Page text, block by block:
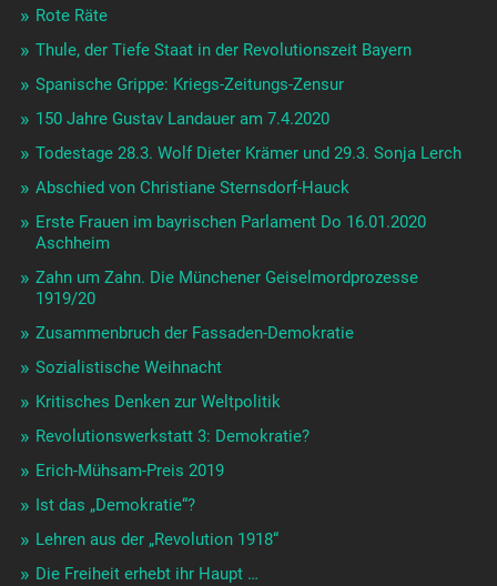
Rote Räte
Thule, der Tiefe Staat in der Revolutionszeit Bayern
Spanische Grippe: Kriegs-Zeitungs-Zensur
150 Jahre Gustav Landauer am 7.4.2020
Todestage 28.3. Wolf Dieter Krämer und 29.3. Sonja Lerch
Abschied von Christiane Sternsdorf-Hauck
Erste Frauen im bayrischen Parlament Do 16.01.2020
Aschheim
Zahn um Zahn. Die Münchener Geiselmordprozesse
1919/20
Zusammenbruch der Fassaden-Demokratie
Sozialistische Weihnacht
Kritisches Denken zur Weltpolitik
Revolutionswerkstatt 3: Demokratie?
Erich-Mühsam-Preis 2019
Ist das „Demokratie“?
Lehren aus der „Revolution 1918“
Die Freiheit erhebt ihr Haupt …